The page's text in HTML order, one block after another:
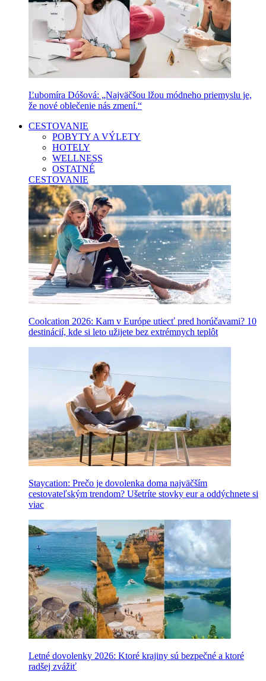
Ľubomíra Dóšová: „Najväčšou lžou módneho priemyslu je,
že nové oblečenie nás zmení.“
CESTOVANIE
POBYTY A VÝLETY
HOTELY
WELLNESS
OSTATNÉ
CESTOVANIE
Coolcation 2026: Kam v Európe utiecť pred horúčavami? 10
destinácií, kde si leto užijete bez extrémnych teplôt
Staycation: Prečo je dovolenka doma najväčším
cestovateľským trendom? Ušetríte stovky eur a oddýchnete si
viac
Letné dovolenky 2026: Ktoré krajiny sú bezpečné a ktoré
radšej zvážiť